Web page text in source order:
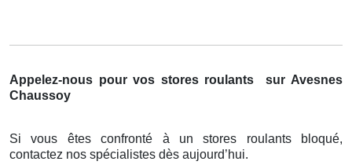
Appelez-nous pour vos stores roulants
sur Avesnes
Chaussoy
Si vous êtes confronté à un stores roulants bloqué,
contactez nos spécialistes dès aujourd’hui.